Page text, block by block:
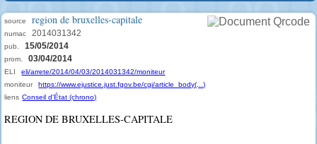
source region de bruxelles-capitale
numac 2014031342
pub. 15/05/2014
prom. 03/04/2014
ELI
eli/arrete/2014/04/03/2014031342/moniteur
moniteur
https://www.ejustice.just.fgov.be/cgi/article_body(...)
liens Conseil d'État (chrono)
REGION DE BRUXELLES-CAPITALE